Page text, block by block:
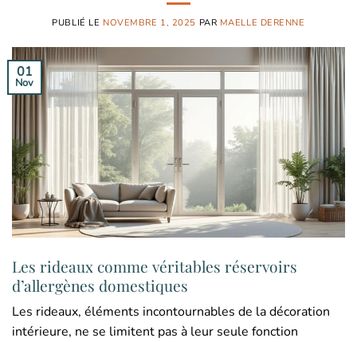
PUBLIÉ LE NOVEMBRE 1, 2025 PAR MAELLE DERENNE
01
Nov
Les rideaux comme véritables réservoirs
d’allergènes domestiques
Les rideaux, éléments incontournables de la décoration
intérieure, ne se limitent pas à leur seule fonction